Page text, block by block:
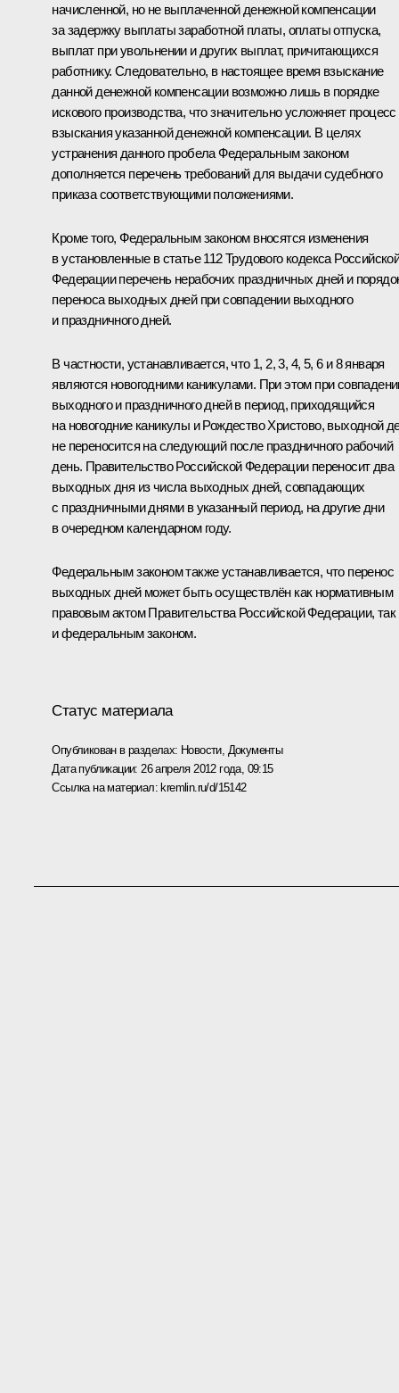
начисленной, но не выплаченной денежной компенсации
за задержку выплаты заработной платы, оплаты отпуска,
выплат при увольнении и других выплат, причитающихся
работнику. Следовательно, в настоящее время взыскание
данной денежной компенсации возможно лишь в порядке
искового производства, что значительно усложняет процесс
взыскания указанной денежной компенсации. В целях
устранения данного пробела Федеральным законом
дополняется перечень требований для выдачи судебного
приказа соответствующими положениями.
Кроме того, Федеральным законом вносятся изменения
в установленные в статье 112 Трудового кодекса
Федерации перечень нерабочих праздничных дней и
переноса выходных дней при совпадении выходного
и праздничного дней.
В частности, устанавливается, что 1, 2, 3, 4, 5, 6 и 8 января
являются новогодними каникулами. При этом при
выходного и праздничного дней в период, приходящийся
на новогодние каникулы и Рождество Христово, выходной
не переносится на следующий после праздничного рабочий
день. Правительство Российской Федерации переносит два
выходных дня из числа выходных дней, совпадающих
с праздничными днями в указанный период, на другие дни
в очередном календарном году.
Федеральным законом также устанавливается, что перенос
выходных дней может быть осуществлён как нормативным
правовым актом Правительства Российской Федерации, так
и федеральным законом.
Статус материала
Опубликован в разделах: Новости, Документы
Дата публикации: 26 апреля 2012 года, 09:15
Ссылка на материал: kremlin.ru/d/15142